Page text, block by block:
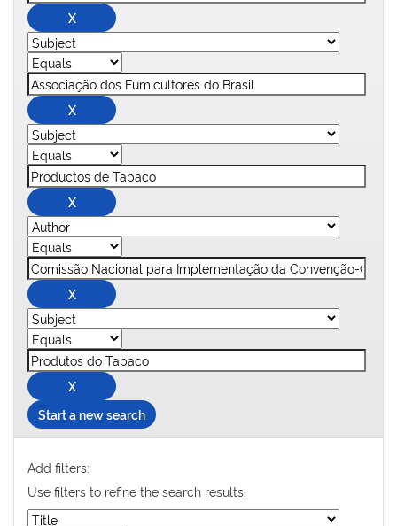
Start a new search
Add filters:
Use filters to refine the search results.